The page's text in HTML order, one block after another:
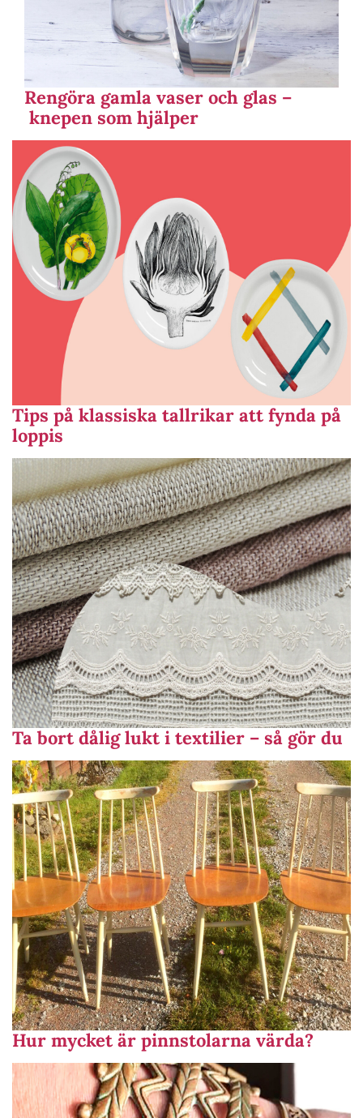
Rengöra gamla vaser och glas –
knepen som hjälper
Tips på klassiska tallrikar att fynda på
loppis
Ta bort dålig lukt i textilier – så gör du
Hur mycket är pinnstolarna värda?